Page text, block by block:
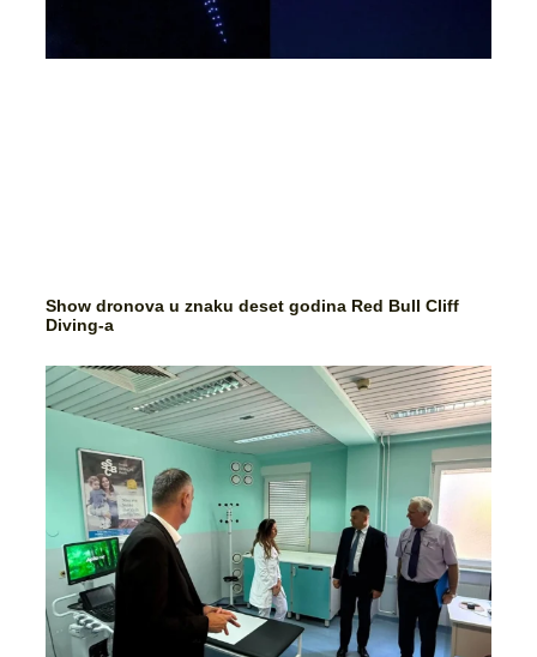
Show dronova u znaku deset godina Red Bull Cliff
Diving-a